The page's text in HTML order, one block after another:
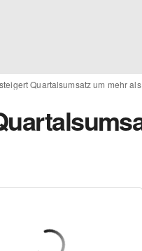
Quartalsumsatz um mehr